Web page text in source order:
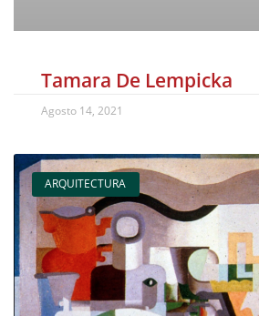
Tamara De Lempicka
Agosto 14, 2021
ARQUITECTURA